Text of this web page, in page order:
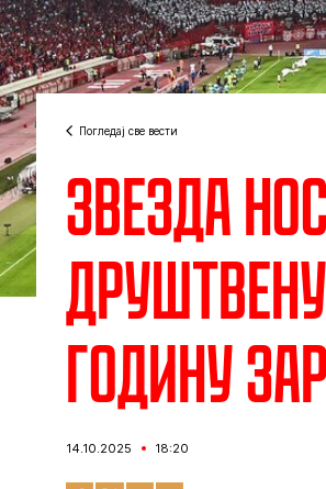
Погледај све вести
Звезда
годину
14.10.2025 18:20